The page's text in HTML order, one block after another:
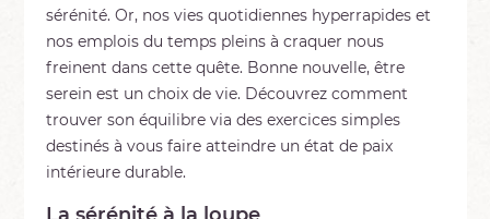
sérénité. Or, nos vies quotidiennes hyperrapides et
nos emplois du temps pleins à craquer nous
freinent dans cette quête. Bonne nouvelle, être
serein est un choix de vie. Découvrez comment
trouver son équilibre via des exercices simples
destinés à vous faire atteindre un état de paix
intérieure durable.